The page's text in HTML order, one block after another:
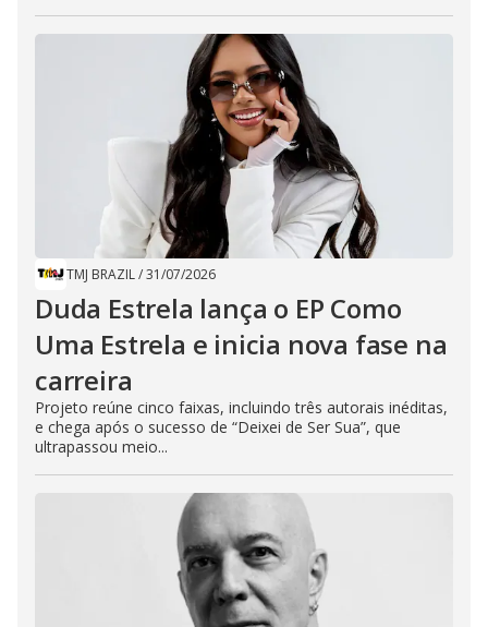
TMJ BRAZIL/31/07/2026
Duda Estrela lança o EP Como
Uma Estrela e inicia nova fase na
carreira
Projeto reúne cinco faixas, incluindo três autorais inéditas,
e chega após o sucesso de “Deixei de Ser Sua”, que
ultrapassou meio...